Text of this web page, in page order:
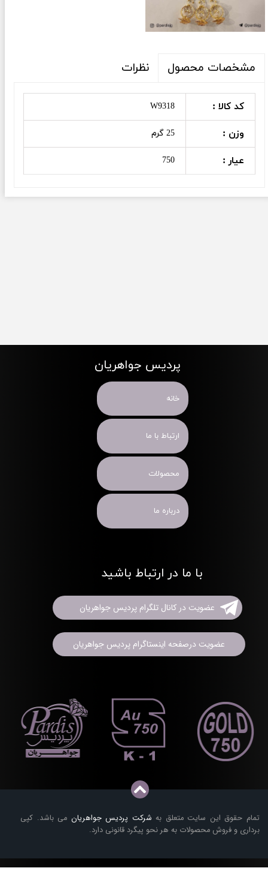
مشخصات محصول نظرات
کد کالا : W9318
وزن : 25 گرم
عیار : 750
تمام حقوق این سایت متعلق به شرکت پردیس جواهریان می باشد. کپی
برداری و فروش محصولات به هر نحو پیگرد قانونی دارد.
پردیس جواهریان
خانه
ارتباط با ما
محصولات
درباره ما
با ما در ارتباط باشید
عضویت در کانال تلگرام پردیس جواهریان
عضویت درصفحه اینستاگرام پردیس جواهریان